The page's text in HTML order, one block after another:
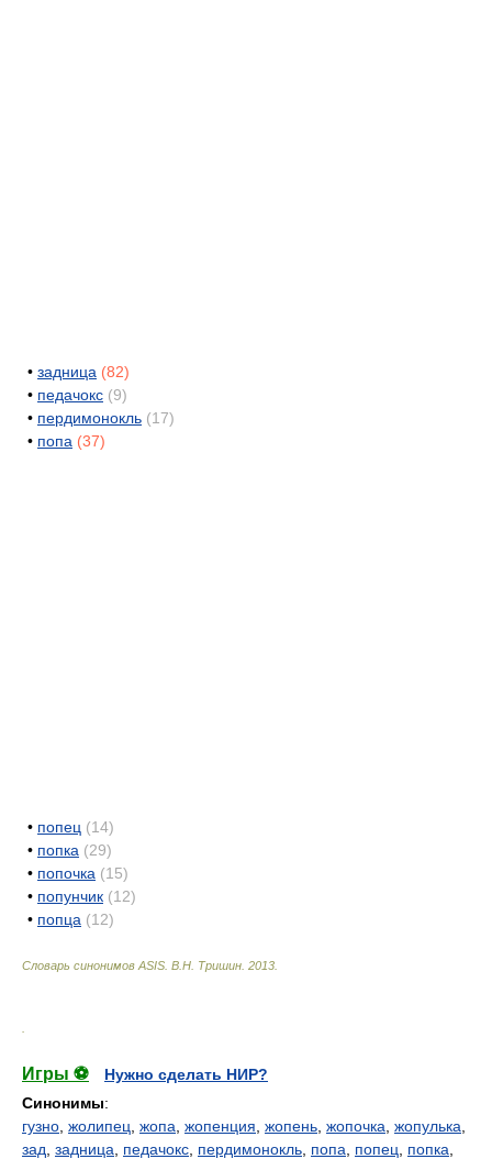
• задница (82)
• педачокс (9)
• пердимонокль (17)
• попа (37)
• попец (14)
• попка (29)
• попочка (15)
• попунчик (12)
• попца (12)
Словарь синонимов ASIS. В.Н. Тришин 2013
Игры ⚽
Нужно сделать НИР?
Синонимы:
гузно жолипец жопа жопенция жопень жопочка жопулька
зад задница педачокс пердимонокль попа попец попка